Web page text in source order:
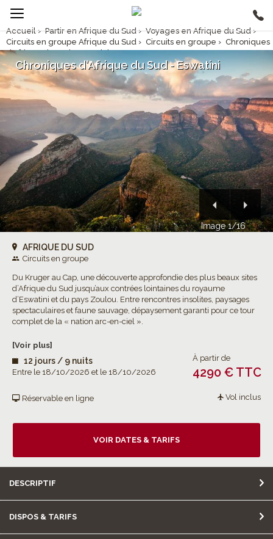
Accueil › Partir en Afrique du Sud › Voyages en Afrique du Sud ›
Circuits en groupe Afrique du Sud › Circuits en groupe › Chroniques
d'Afrique du Sud - Eswatini
Image 1/16
Chroniques d'Afrique du Sud - Eswatini
AFRIQUE DU SUD
Circuits en groupe
Du Kruger au Cap, une découverte approfondie des plus beaux sites
d’Afrique du Sud jusqu’aux contrées lointaines du royaume
d’Eswatini et du pays Zoulou. Entre rencontres insolites, paysages
spectaculaires et faune sauvage, dépaysement garanti pour ce tour
complet de la « nation arc-en-ciel ».
[Voir plus]
12 jours / 9 nuits
Entre le 18/10/2026 et le 18/10/2026
À partir de
4290 € TTC
Réservable en ligne Vol inclus
VOIR DATES & TARIFS
DESCRIPTIF
DISPOS & TARIFS